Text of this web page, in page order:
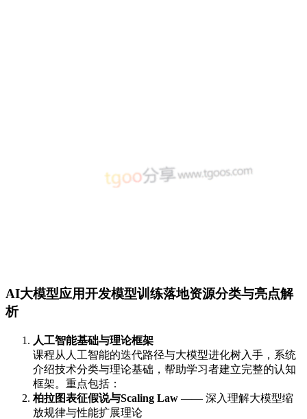
AI大模型应用开发模型训练落地资源分类与亮点解
析
人工智能基础与理论框架
课程从人工智能的迭代路径与大模型进化树入手，系统
介绍技术分类与理论基础，帮助学习者建立完整的认知
框架。重点包括：
柏拉图表征假说与Scaling Law —— 深入理解大模型缩
放规律与性能扩展理论